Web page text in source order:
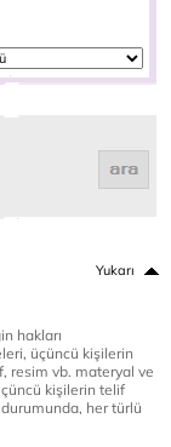
Yukarı
hakları
üçüncü kişilerin
resim vb. materyal ve
kişilerin telif
her türlü